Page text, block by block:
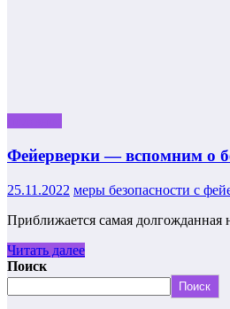
Фейерверки — вспомним о
25.11.2022 меры безопасности с
Приближается самая долгожданная
Читать далее
Поиск
Поиск